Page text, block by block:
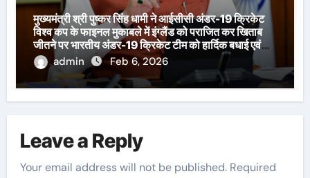
मुख्यमंत्री श्री पुष्कर सिंह धामी ने आईसीसी अंडर-19 क्रिकेट
विश्व कप के फाइनल मुकाबले में इंग्लैंड को पराजित कर खिताब
जीतने पर भारतीय अंडर-19 क्रिकेट टीम को हार्दिक बधाई एवं
शुभकामनाएँ दी हैं।
admin Feb 6, 2026
Leave a Reply
Your email address will not be published. Required